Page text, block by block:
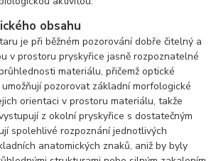
obsahu
je při běžném pozorování dobře čitelný a
v prostoru pryskyřice jasně rozpoznatelné
materiálu, přičemž optické
pozorovat základní morfologické
orientaci v prostoru materiálu, takže
z okolní pryskyřice s dostatečným
spolehlivé rozpoznání jednotlivých
anatomických znaků, aniž by byly